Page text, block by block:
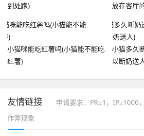
到处跑)
放在客厅
小猫咪能吃红薯吗(小猫能不能吃
红薯)
小猫多久
以断奶送
友情链接
申请要求：PR≥1，IP≥1000
作弊现象